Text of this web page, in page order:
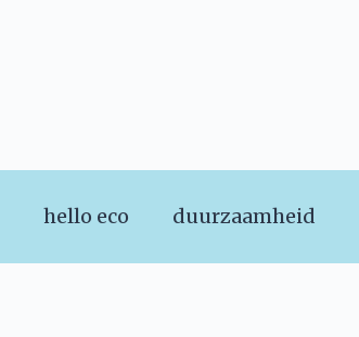
hello eco duurzaamheid